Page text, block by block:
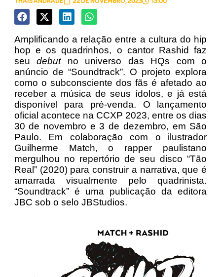
Amplificando a relação entre a cultura do hip
hop e os quadrinhos, o cantor Rashid faz
seudebut no universo das HQs com o
anúncio de “Soundtrack”. O projeto explora
como o subconsciente dos fãs é afetado ao
receber a música de seus ídolos, e já está
disponível para pré-venda. O lançamento
oficial acontece na CCXP 2023, entre os dias
30 de novembro e 3 de dezembro, em São
Paulo. Em colaboração com o ilustrador
Guilherme Match, o rapper paulistano
mergulhou no repertório de seu disco “Tão
Real” (2020) para construir a narrativa, que é
amarrada visualmente pelo quadrinista.
“Soundtrack” é uma publicação da editora
JBC sob o selo JBStudios.